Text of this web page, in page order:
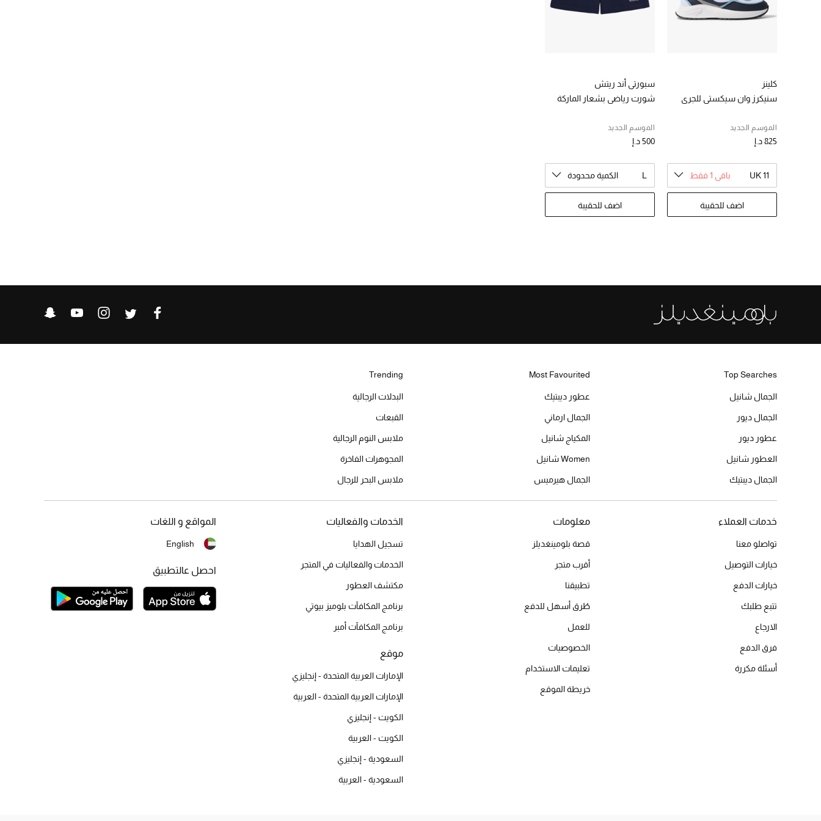
كلينز
سنيكرز وان سيكستي للجري
الموسم الجديد
825 د.إ
UK 11 باقي 1 فقط
اضف للحقيبة
سبورتي أند ريتش
شورت رياضي بشعار الماركة
الموسم الجديد
500 د.إ
L الكمية محدودة
اضف للحقيبة
Top Searches
الجمال شانيل
الجمال ديور
عطور ديور
العطور شانيل
الجمال ديبتيك
Most Favourited
عطور ديبتيك
الجمال ارماني
المكياج شانيل
Women شانيل
الجمال هيرميس
Trending
البدلات الرجالية
القبعات
ملابس النوم الرجالية
المجوهرات الفاخرة
ملابس البحر للرجال
خدمات العملاء
تواصلو معنا
خيارات التوصيل
خيارات الدفع
تتبع طلبك
الارجاع
فرق الدفع
أسئلة مكررة
معلومات
قصة بلومينغديلز
أقرب متجر
تطبيقنا
طُرق أسهل للدفع
للعمل
الخصوصيات
تعليمات الاستخدام
خريطة الموقع
الخدمات والفعاليات
تسجيل الهدايا
الخدمات والفعاليات في المتجر
مكتشف العطور
برنامج المكافآت بلوميز بيوتي
برنامج المكافآت أمبر
موقع
الإمارات العربية المتحدة - إنجليزي
الإمارات العربية المتحدة - العربية
الكويت - إنجليزي
الكويت - العربية
السعودية - إنجليزي
السعودية - العربية
المواقع و اللغات
English
احصل عالتطبيق